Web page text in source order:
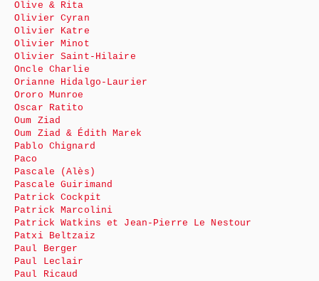
Olive & Rita
Olivier Cyran
Olivier Katre
Olivier Minot
Olivier Saint-Hilaire
Oncle Charlie
Orianne Hidalgo-Laurier
Ororo Munroe
Oscar Ratito
Oum Ziad
Oum Ziad & Édith Marek
Pablo Chignard
Paco
Pascale (Alès)
Pascale Guirimand
Patrick Cockpit
Patrick Marcolini
Patrick Watkins et Jean-Pierre Le Nestour
Patxi Beltzaiz
Paul Berger
Paul Leclair
Paul Ricaud